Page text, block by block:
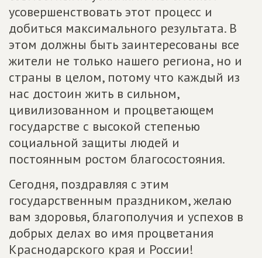
усовершенствовать этот процесс и
добиться максимального результата. В
этом должны быть заинтересованы все
жители не только нашего региона, но и
страны в целом, потому что каждый из
нас достоин жить в сильном,
цивилизованном и процветающем
государстве с высокой степенью
социальной защиты людей и
постоянным ростом благосостояния.
Сегодня, поздравляя с этим
государственным праздником, желаю
вам здоровья, благополучия и успехов в
добрых делах во имя процветания
Краснодарского края и России!